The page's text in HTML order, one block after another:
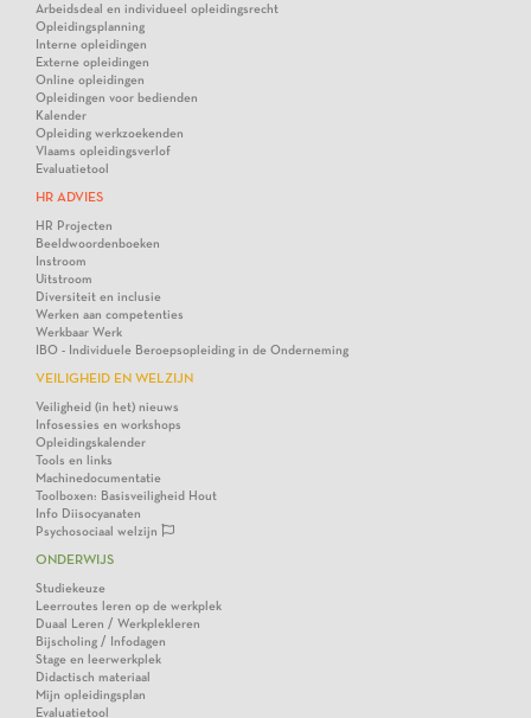
Arbeidsdeal en individueel opleidingsrecht
Opleidingsplanning
Interne opleidingen
Externe opleidingen
Online opleidingen
Opleidingen voor bedienden
Kalender
Opleiding werkzoekenden
Vlaams opleidingsverlof
Evaluatietool
HR ADVIES
HR Projecten
Beeldwoordenboeken
Instroom
Uitstroom
Diversiteit en inclusie
Werken aan competenties
Werkbaar Werk
IBO - Individuele Beroepsopleiding in de Onderneming
VEILIGHEID EN WELZIJN
Veiligheid (in het) nieuws
Infosessies en workshops
Opleidingskalender
Tools en links
Machinedocumentatie
Toolboxen: Basisveiligheid Hout
Info Diisocyanaten
Psychosociaal welzijn
ONDERWIJS
Studiekeuze
Leerroutes leren op de werkplek
Duaal Leren / Werkplekleren
Bijscholing / Infodagen
Stage en leerwerkplek
Didactisch materiaal
Mijn opleidingsplan
Evaluatietool